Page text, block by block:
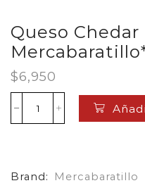
Queso Chedar
$6,950
Queso
Chedar
Brand: Mercabaratillo